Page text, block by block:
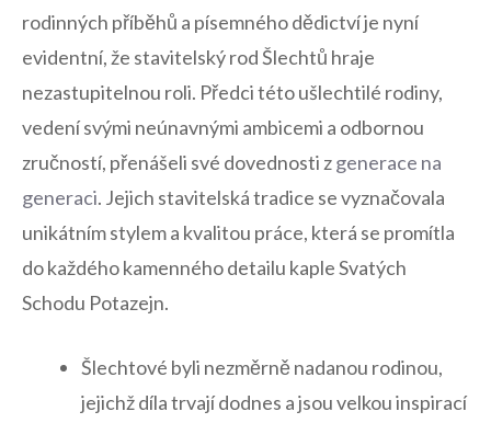
rodinných příběhů a‍ písemného dědictví je nyní
evidentní, ⁢že stavitelský rod Šlechtů hraje
nezastupitelnou roli. ⁢Předci této ušlechtilé rodiny,
vedení ⁣svými‍ neúnavnými ambicemi​ a odbornou
zručností, přenášeli své dovednosti zgenerace na
generaci. Jejich stavitelská tradice se vyznačovala
unikátním stylem a kvalitou práce, která se ​promítla
do každého kamenného detailu kaple Svatých
Schodu ⁤Potazejn.
Šlechtové ‌byli nezměrně nadanou rodinou,⁣
jejichž díla trvají dodnes a jsou velkou inspirací